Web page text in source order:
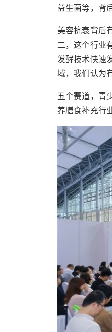
益生菌等，背
美容抗衰背后
二，这个行业
发酵技术快速
域，我们认为
五个赛道，青
养膳食补充行